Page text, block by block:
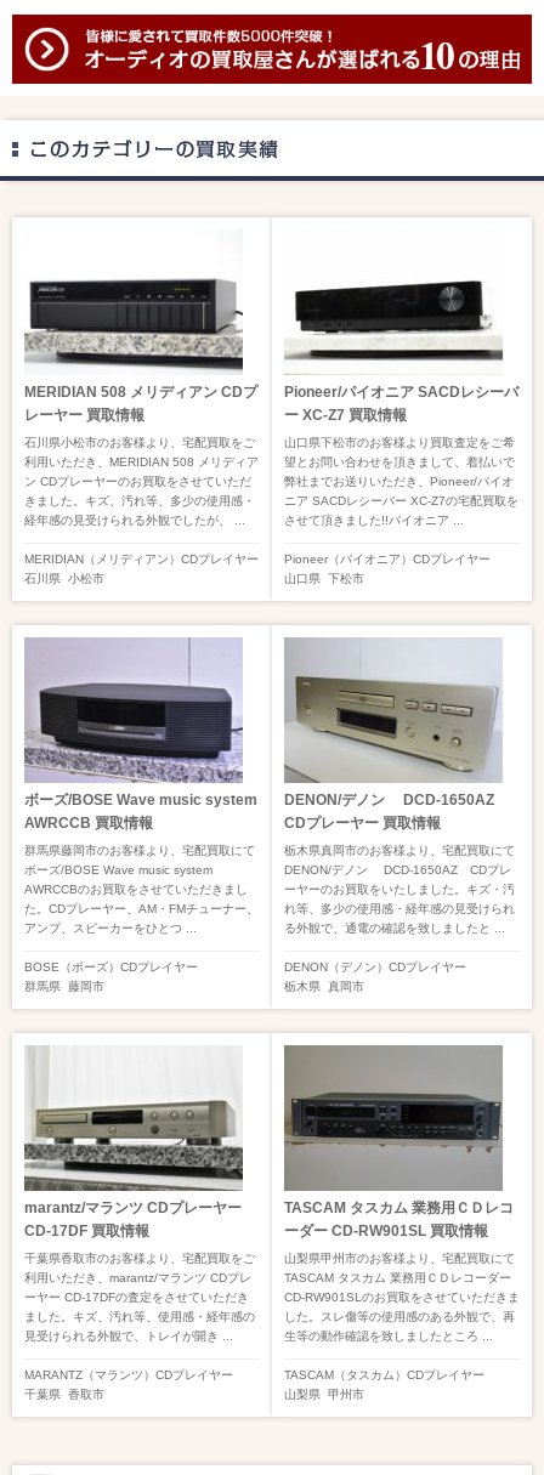
MERIDIAN 508 メリディアン CDプ
レーヤー 買取情報
石川県小松市のお客様より、宅配買取をご
利用いただき、MERIDIAN 508 メリディア
ン CDプレーヤーのお買取をさせていただ
きました。キズ、汚れ等、多少の使用感・
経年感の見受けられる外観でしたが、 ...
MERIDIAN（メリディアン） CDプレイヤー
石川県 小松市
Pioneer/パイオニア SACDレシーバ
ー XC-Z7 買取情報
山口県下松市のお客様より買取査定をご希
望とお問い合わせを頂きまして、着払いで
弊社までお送りいただき、Pioneer/パイオ
ニア SACDレシーバー XC-Z7の宅配買取を
させて頂きました!!パイオニア ...
Pioneer（パイオニア） CDプレイヤー
山口県 下松市
ボーズ/BOSE Wave music system
AWRCCB 買取情報
群馬県藤岡市のお客様より、宅配買取にて
ボーズ/BOSE Wave music system
AWRCCBのお買取をさせていただきまし
た。CDプレーヤー、AM・FMチューナー、
アンプ、スピーカーをひとつ ...
BOSE（ボーズ） CDプレイヤー
群馬県 藤岡市
DENON/デノン DCD-1650AZ
CDプレーヤー 買取情報
栃木県真岡市のお客様より、宅配買取にて
DENON/デノン DCD-1650AZ CDプレ
ーヤーのお買取をいたしました。キズ・汚
れ等、多少の使用感・経年感の見受けられ
る外観で、通電の確認を致しましたと ...
DENON（デノン） CDプレイヤー
栃木県
真岡市
marantz/マランツ CDプレーヤー
CD-17DF 買取情報
千葉県香取市のお客様より、宅配買取をご
利用いただき、marantz/マランツ CDプレ
ーヤー CD-17DFの査定をさせていただき
ました。キズ、汚れ等、使用感・経年感の
見受けられる外観で、トレイが開き ...
MARANTZ（マランツ） CDプレイヤー
千葉県 香取市
TASCAM タスカム 業務用ＣＤレコ
ーダー CD-RW901SL 買取情報
山梨県甲州市のお客様より、宅配買取にて
TASCAM タスカム 業務用ＣＤレコーダー
CD-RW901SLのお買取をさせていただきま
した。スレ傷等の使用感のある外観で、再
生等の動作確認を致しましたところ ...
TASCAM（タスカム） CDプレイヤー
山梨県 甲州市